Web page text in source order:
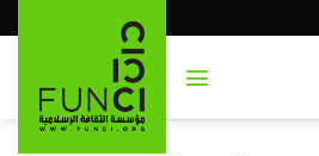
al